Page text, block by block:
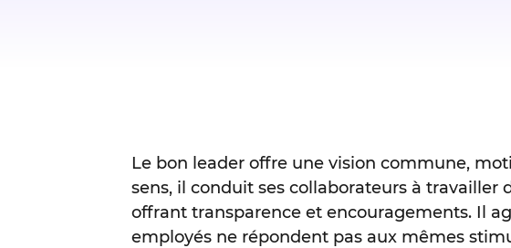
Le bon leader offre une vision commune,
sens, il conduit ses collaborateurs à
offrant transparence et encouragements. Il
employés ne répondent pas aux mêmes